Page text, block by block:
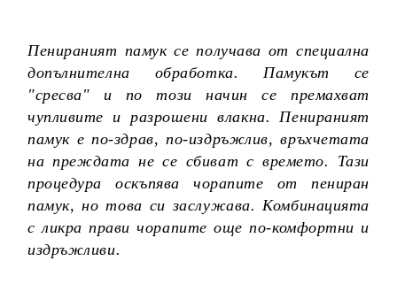
Пенираният памук се получава от специална
допълнителна обработка. Памукът се
"сресва" и по този начин се премахват
чупливите и разрошени влакна. Пенираният
памук е по-здрав, по-издръжлив, връхчетата
на преждата не се сбиват с времето. Тази
процедура оскъпява чорапите от пениран
памук, но това си заслужава. Комбинацията
с ликра прави чорапите още по-комфортни и
издръжливи.